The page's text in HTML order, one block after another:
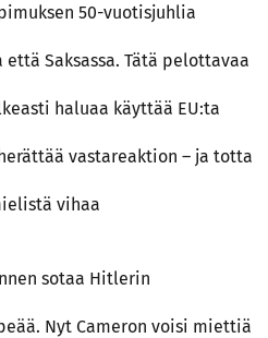
50-vuotisjuhlia
että Saksassa. Tätä pelottavaa
haluaa käyttää EU:ta
vastareaktion – ja totta
vihaa
sotaa Hitlerin
Nyt Cameron voisi miettiä